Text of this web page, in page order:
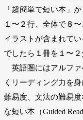
「超簡単で短い本」
１〜２行、全体で８
イラストが含まれて
でしたら１冊を１〜
英語圏にはアルファ
くリーディング力を
難易度、文法の難易
な短い本（Guided